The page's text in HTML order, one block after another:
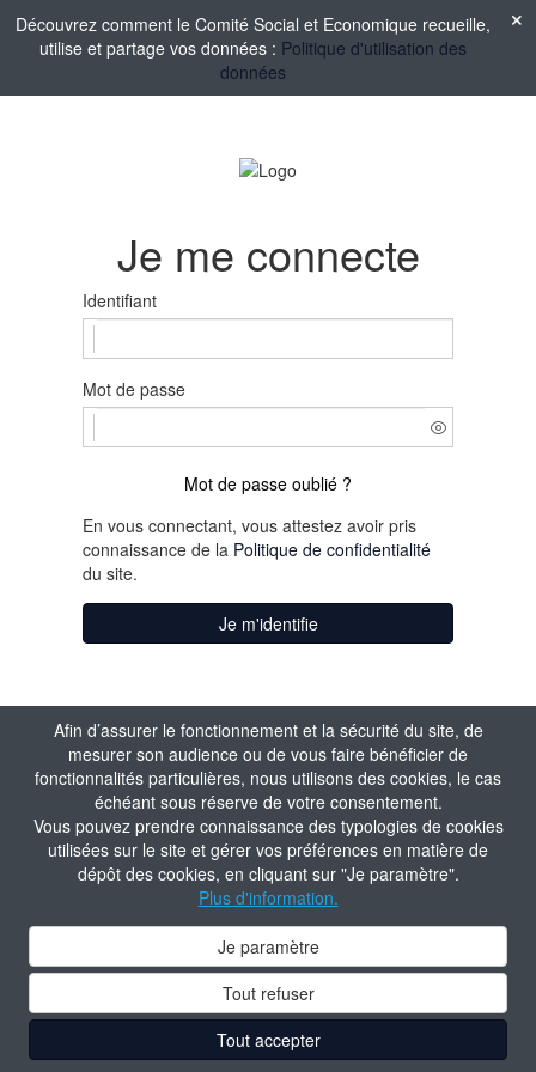
Afin d’assurer le fonctionnement et la sécurité du site, de
mesurer son audience ou de vous faire bénéficier de
fonctionnalités particulières, nous utilisons des cookies, le cas
échéant sous réserve de votre consentement.
Vous pouvez prendre connaissance des typologies de cookies
utilisées sur le site et gérer vos préférences en matière de
dépôt des cookies, en cliquant sur "Je paramètre".
Plus d'information.
Je paramètre
Tout refuser
Tout accepter
Découvrez comment le Comité Social et Economique recueille,
utilise et partage vos données : Politique d'utilisation des
données
Je me connecte
Identifiant
Mot de passe
Mot de passe oublié ?
En vous connectant, vous attestez avoir pris
connaissance de la Politique de confidentialité
du site.
Je m'identifie